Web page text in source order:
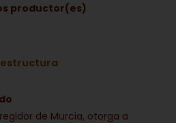
productor(es)
estructura
de Murcia, otorga a